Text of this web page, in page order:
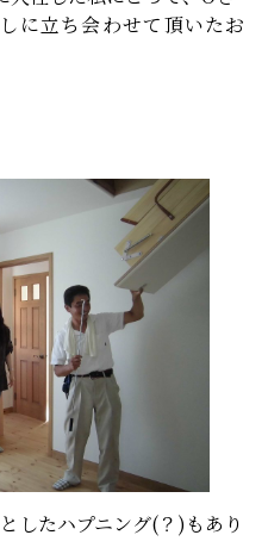
に立ち会わせて頂いたお
したハプニング(？)もあり